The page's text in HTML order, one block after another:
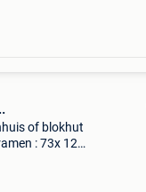
of blokhut
: 73x 128